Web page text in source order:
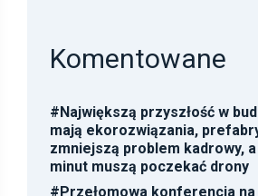
Komentowane
#Największą przyszłość w
mają ekorozwiązania,
zmniejszą problem kadrowy,
minut muszą poczekać drony
#Przełomowa konferencja